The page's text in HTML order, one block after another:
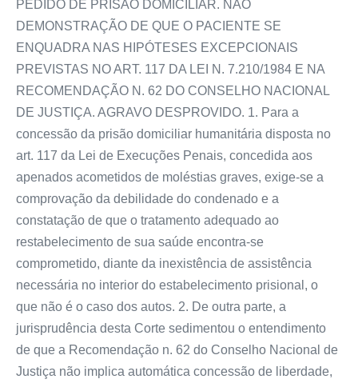
PEDIDO DE PRISÃO DOMICILIAR. NÃO
DEMONSTRAÇÃO DE QUE O PACIENTE SE
ENQUADRA NAS HIPÓTESES EXCEPCIONAIS
PREVISTAS NO ART. 117 DA LEI N. 7.210/1984 E NA
RECOMENDAÇÃO N. 62 DO CONSELHO NACIONAL
DE JUSTIÇA. AGRAVO DESPROVIDO. 1. Para a
concessão da prisão domiciliar humanitária disposta no
art. 117 da Lei de Execuções Penais, concedida aos
apenados acometidos de moléstias graves, exige-se a
comprovação da debilidade do condenado e a
constatação de que o tratamento adequado ao
restabelecimento de sua saúde encontra-se
comprometido, diante da inexistência de assistência
necessária no interior do estabelecimento prisional, o
que não é o caso dos autos. 2. De outra parte, a
jurisprudência desta Corte sedimentou o entendimento
de que a Recomendação n. 62 do Conselho Nacional de
Justiça não implica automática concessão de liberdade,